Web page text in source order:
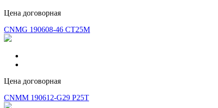
Цена договорная
CNMG 190608-46 CT25M
Цена договорная
CNMM 190612-G29 P25T